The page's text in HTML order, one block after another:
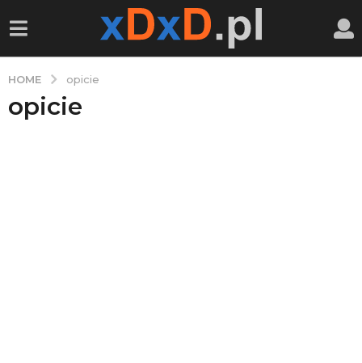
HOME opicie
opicie